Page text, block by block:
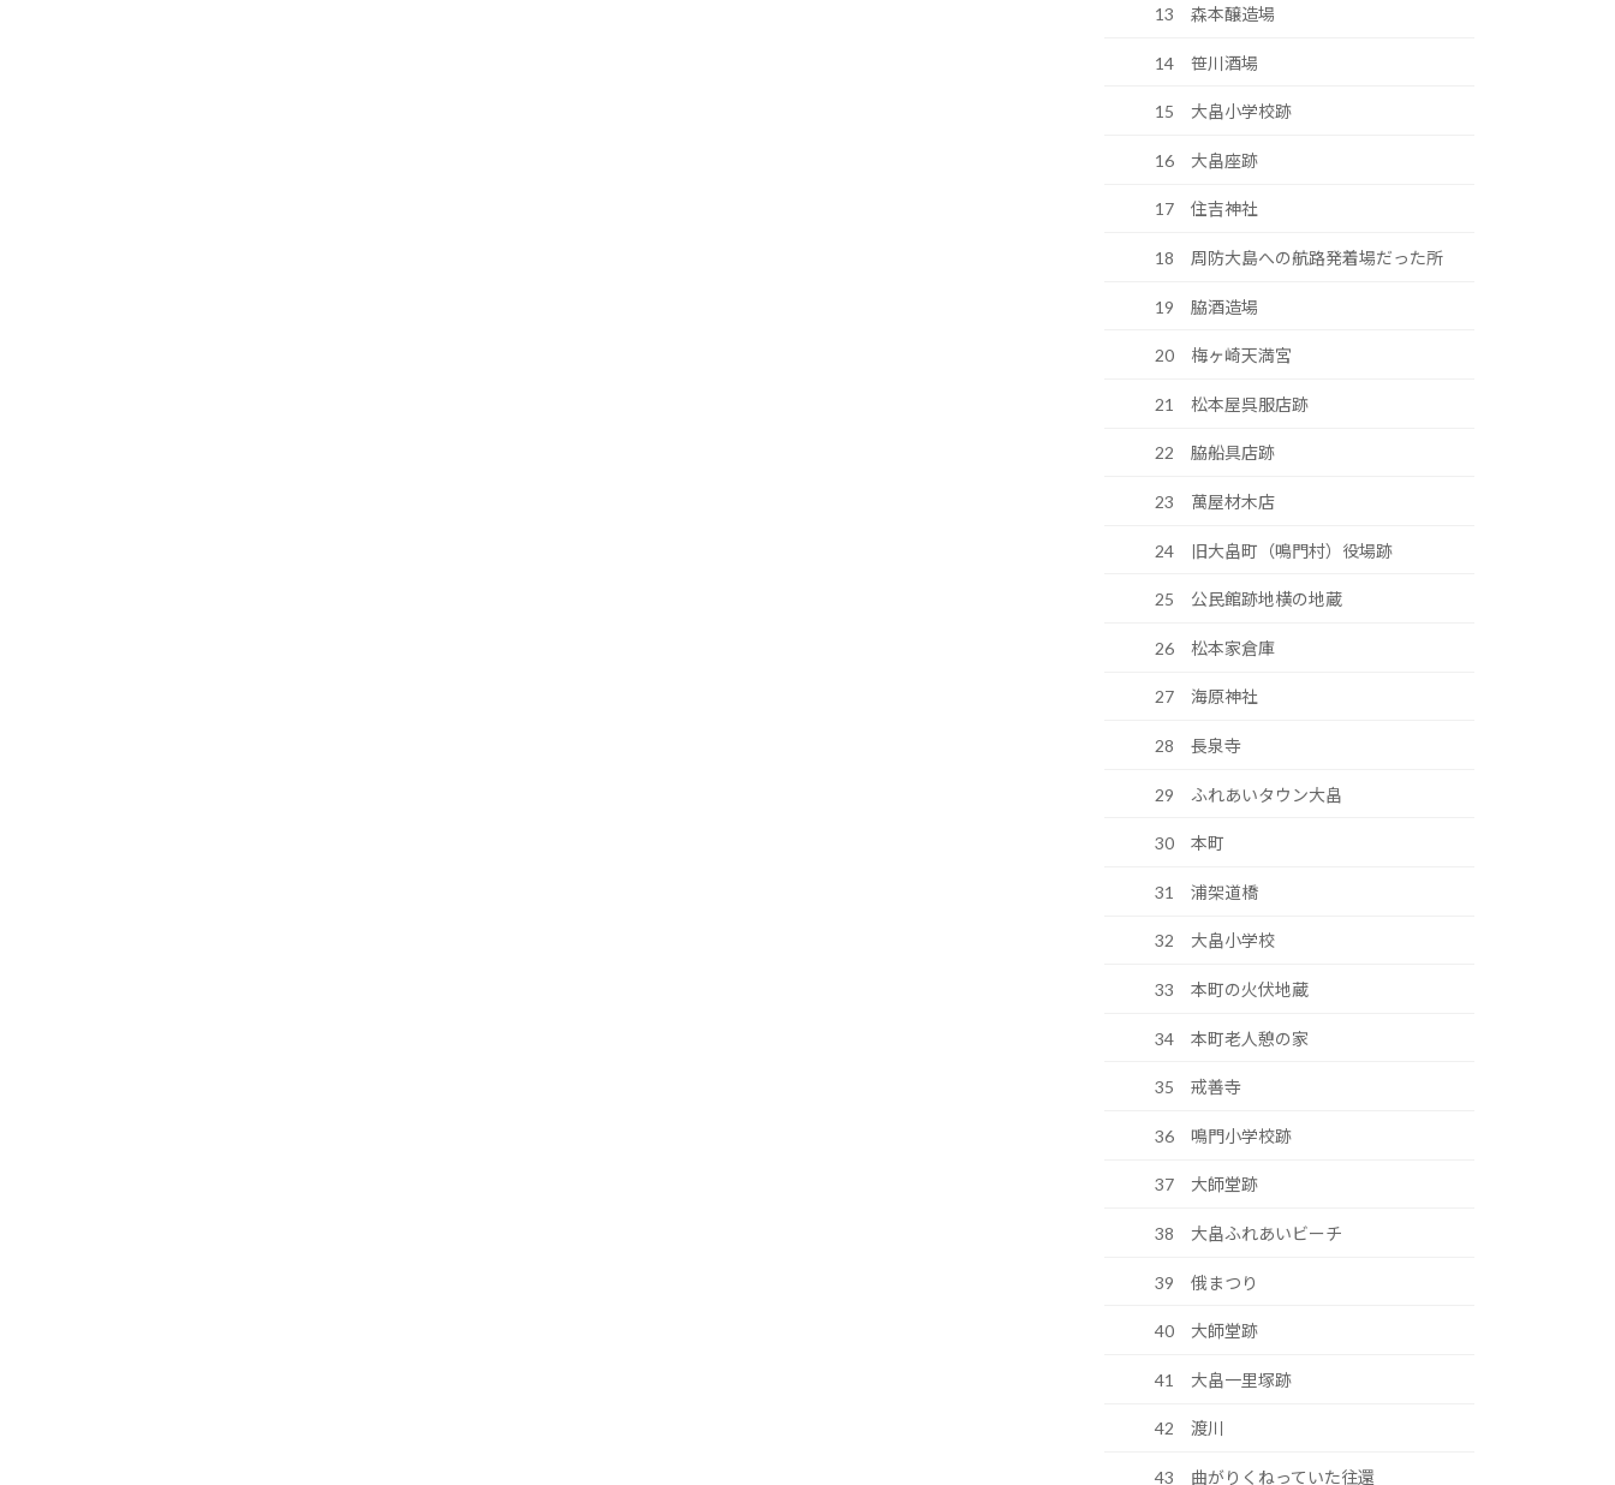
13 森本醸造場
14 笹川酒場
15 大畠小学校跡
16 大畠座跡
17 住吉神社
18 周防大島への航路発着場だった所
19 脇酒造場
20 梅ヶ崎天満宮
21 松本屋呉服店跡
22 脇船具店跡
23 萬屋材木店
24 旧大畠町（鳴門村）役場跡
25 公民館跡地横の地蔵
26 松本家倉庫
27 海原神社
28 長泉寺
29 ふれあいタウン大畠
30 本町
31 浦架道橋
32 大畠小学校
33 本町の火伏地蔵
34 本町老人憩の家
35 戒善寺
36 鳴門小学校跡
37 大師堂跡
38 大畠ふれあいビーチ
39 俄まつり
40 大師堂跡
41 大畠一里塚跡
42 渡川
43 曲がりくねっていた往還